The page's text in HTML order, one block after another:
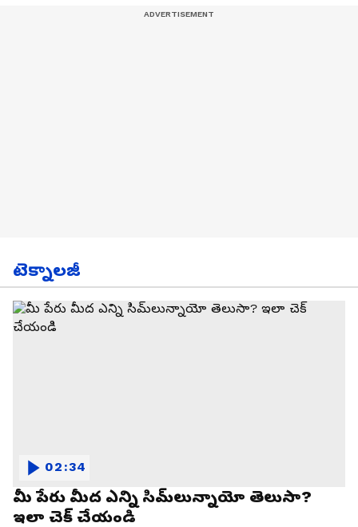
టెక్నాలజీ
మీ పేరు మీద ఎన్ని సిమ్‌లున్నాయో తెలుసా?
ఇలా చెక్ చేయండి
02:34